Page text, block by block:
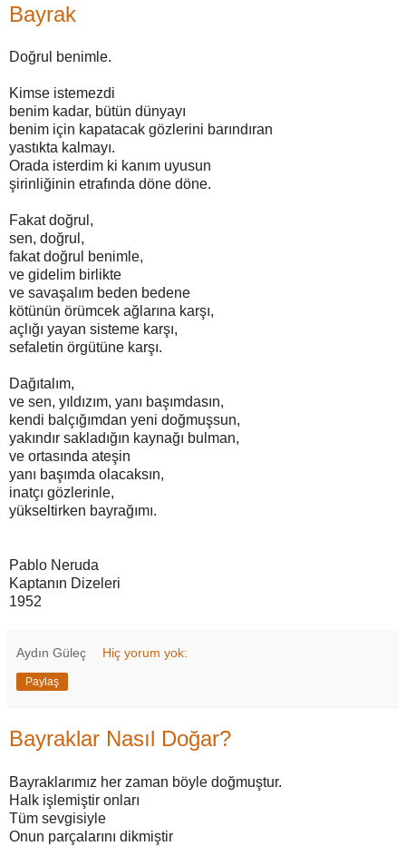
Bayrak
Doğrul benimle.
Kimse istemezdi
benim kadar, bütün dünyayı
benim için kapatacak gözlerini barındıran
yastıkta kalmayı.
Orada isterdim ki kanım uyusun
şirinliğinin etrafında döne döne.
Fakat doğrul,
sen, doğrul,
fakat doğrul benimle,
ve gidelim birlikte
ve savaşalım beden bedene
kötünün örümcek ağlarına karşı,
açlığı yayan sisteme karşı,
sefaletin örgütüne karşı.
Dağıtalım,
ve sen, yıldızım, yanı başımdasın,
kendi balçığımdan yeni doğmuşsun,
yakındır sakladığın kaynağı bulman,
ve ortasında ateşin
yanı başımda olacaksın,
inatçı gözlerinle,
yükseltirken bayrağımı.
Pablo Neruda
Kaptanın Dizeleri
1952
Aydın Güleç Hiç yorum yok:
Paylaş
Bayraklar Nasıl Doğar?
Bayraklarımız her zaman böyle doğmuştur.
Halk işlemiştir onları
Tüm sevgisiyle
Onun parçalarını dikmiştir